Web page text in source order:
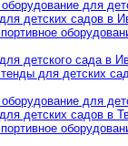
для
детских садов в
детского сада в
для детских
для
детских садов в